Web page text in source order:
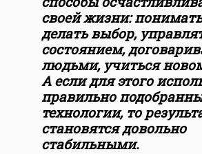
своей жизни:
делать выбор,
состоянием,
людьми, учиться
А если для этого
правильно
технологии, то
становятся довольно
стабильными.